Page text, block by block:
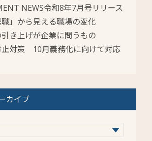
NEWS令和8年7月号リリース
職」から見える職場の変化
き上げが企業に問うもの
止対策 10月義務化に向けて対応
カイブ